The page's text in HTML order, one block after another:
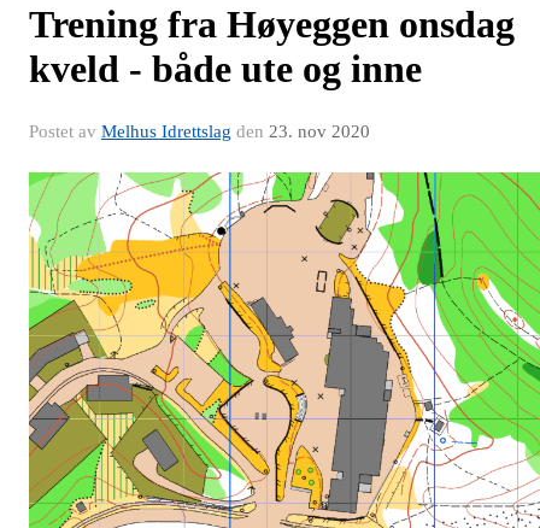
Trening fra Høyeggen onsdag
kveld - både ute og inne
Postet av Melhus Idrettslag den 23. nov 2020